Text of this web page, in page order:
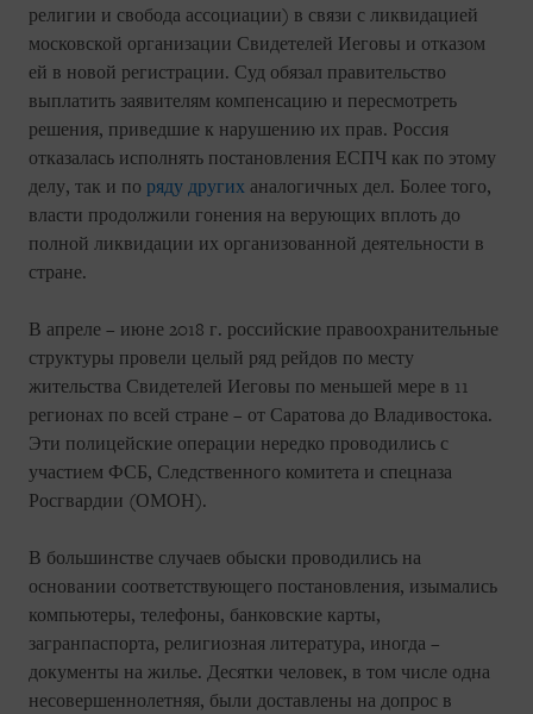
религии и свобода ассоциации) в связи с ликвидацией
московской организации Свидетелей Иеговы и отказом
ей в новой регистрации. Суд обязал правительство
выплатить заявителям компенсацию и пересмотреть
решения, приведшие к нарушению их прав. Россия
отказалась исполнять постановления ЕСПЧ как по этому
делу, так и по ряду других аналогичных дел. Более того,
власти продолжили гонения на верующих вплоть до
полной ликвидации их организованной деятельности в
стране.
В апреле – июне 2018 г. российские правоохранительные
структуры провели целый ряд рейдов по месту
жительства Свидетелей Иеговы по меньшей мере в 11
регионах по всей стране – от Саратова до Владивостока.
Эти полицейские операции нередко проводились с
участием ФСБ, Следственного комитета и спецназа
Росгвардии (ОМОН).
В большинстве случаев обыски проводились на
основании соответствующего постановления, изымались
компьютеры, телефоны, банковские карты,
загранпаспорта, религиозная литература, иногда –
документы на жилье. Десятки человек, в том числе одна
несовершеннолетняя, были доставлены на допрос в